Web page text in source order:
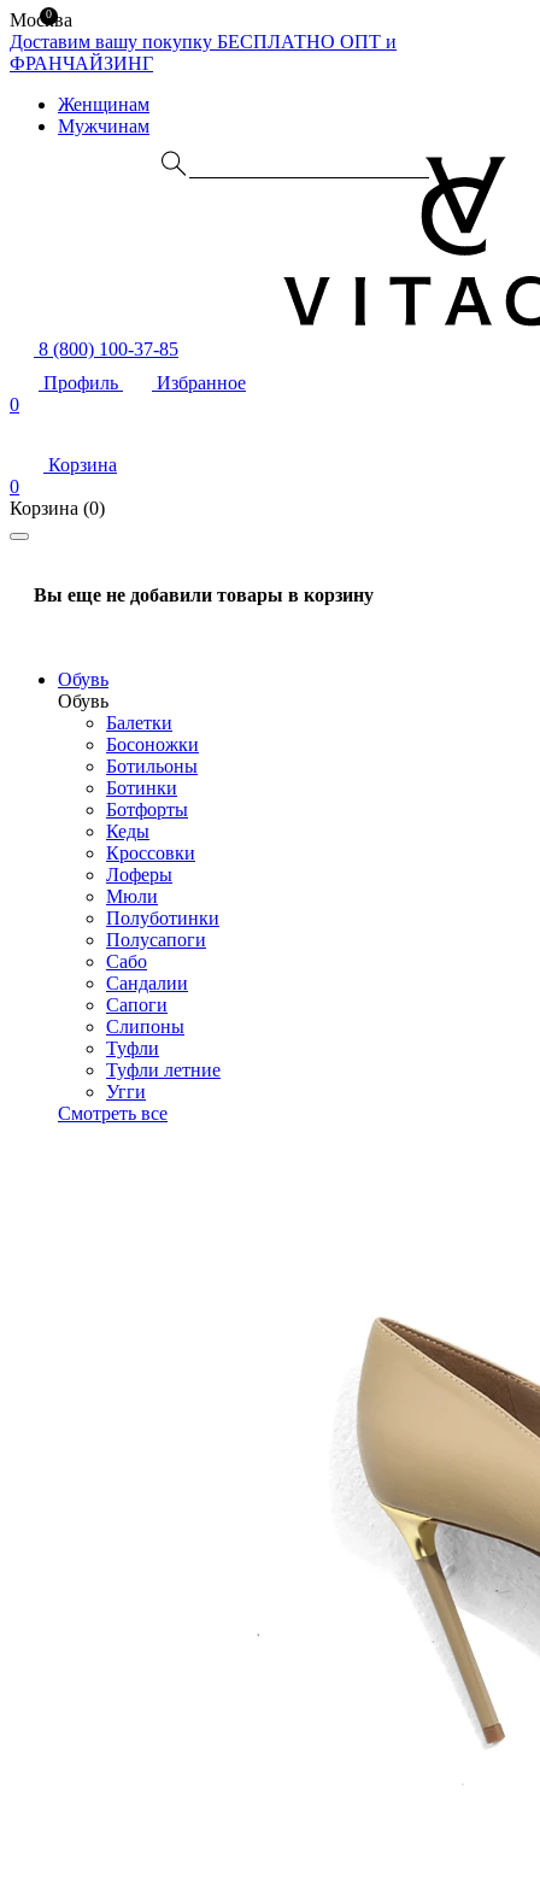
Москва
Доставим вашу покупку БЕСПЛАТНО ОПТ и
ФРАНЧАЙЗИНГ
Женщинам
Мужчинам
8 (800) 100-37-85
Профиль
Избранное
0
Корзина
0
Корзина (0)
Вы еще не добавили товары в корзину
Обувь
Обувь
Балетки
Босоножки
Ботильоны
Ботинки
Ботфорты
Кеды
Кроссовки
Лоферы
Мюли
Полуботинки
Полусапоги
Сабо
Сандалии
Сапоги
Слипоны
Туфли
Туфли летние
Угги
Смотреть все
0